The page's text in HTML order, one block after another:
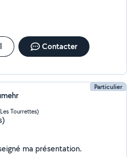
Contacter
Particulier
Tourrettes)
Je n'ai pas encore renseigné ma présentation.